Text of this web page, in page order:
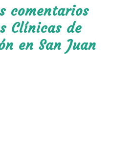
comentarios
Clínicas de
en San Juan